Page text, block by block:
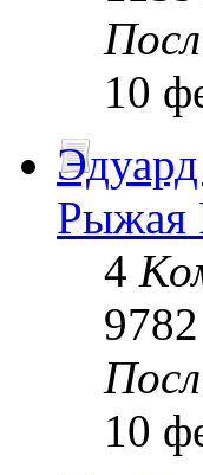
10
Рыжая
4
9782
10